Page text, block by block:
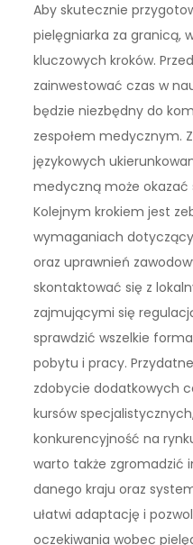
Aby skutecznie
pielęgniarka za granicą,
kluczowych kroków.
zainwestować czas w
będzie niezbędny do
zespołem medycznym.
językowych
medyczną może okazać
Kolejnym krokiem jest
wymaganiach
oraz uprawnień
skontaktować się z
zajmującymi się
sprawdzić wszelkie
pobytu i pracy.
zdobycie dodatkowych
kursów
konkurencyjność na
warto także zgromadzić
danego kraju oraz
ułatwi adaptację i
oczekiwania wobec